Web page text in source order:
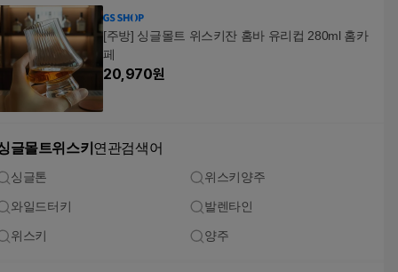
[주방] 싱글몰트 위스키잔 홈바 유리컵 280ml 홈카
페
20,970원
글몰트위스키 연관검색어
싱글톤 위스키양주
와일드터키 발렌타인
위스키 양주